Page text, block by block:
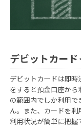
デビットカード
デビットカードは即
をすると預金口座か
の範囲内でしか利用
ん。また、カードを利
利用状況が簡単に把握